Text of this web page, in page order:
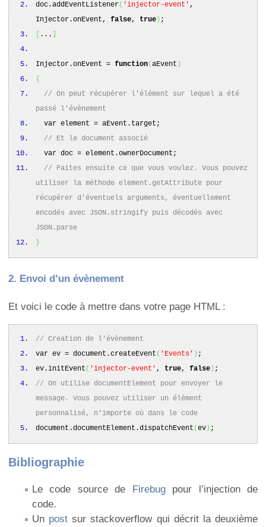
doc.addEventListener( 'injector-event' ,
Injector.onEvent, false, true ) ;
...
Injector.onEvent = function(aEvent )
{
// On peut récupérer l'élément sur lequel a été
passé l'évènement
var element = aEvent. target ;
// Et le document associé
var doc = element.ownerDocument ;
// Faites ensuite ce que vous voulez. Vous pouvez
utiliser la méthode element.getAttribute pour
récupérer d'éventuels arguments, éventuellement
encodés avec JSON.stringify puis décodés avec
JSON.parse
}
2. Envoi d’un évènement
Et voici le code à mettre dans votre page HTML :
// Creation de l'évènement
var ev = document.createEvent ( 'Events' ) ;
ev.initEvent ( 'injector-event' , true, false ) ;
// On utilise documentElement pour envoyer le
message. Vous pouvez utiliser un élément
personnalisé, n'importe où dans le code
document.documentElement .dispatchEvent (ev ) ;
Bibliographie
Le code source de Firebugpour l’injection de
code.
Un post sur stackoverflow qui décrit la deuxième